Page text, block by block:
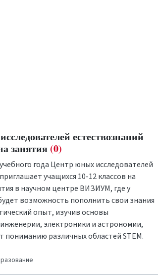
естествознаний
занятия (0)
года Центр юных исследователей
учащихся 10-12 классов на
в научном центре ВИЗИУМ, где у
возможность пополнить свои знания
опыт, изучив основы
электроники и астрономии,
пониманию различных областей STEM.